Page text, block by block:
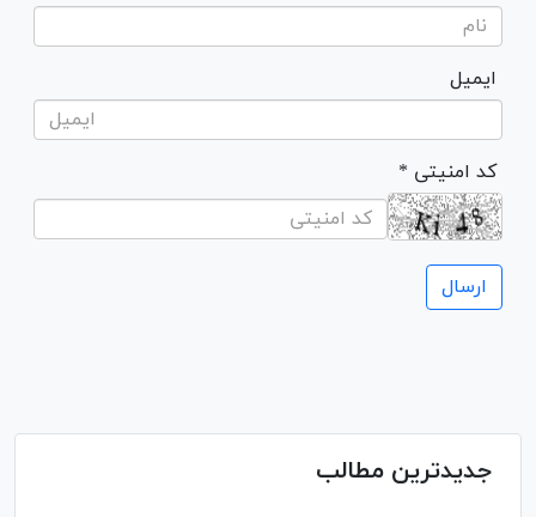
ایمیل
* کد امنیتی
جدیدترین مطالب